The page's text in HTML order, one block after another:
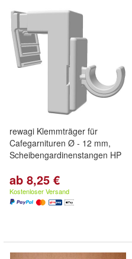
rewagi Klemmträger für
Cafegarnituren Ø - 12 mm,
Scheibengardinenstangen HP
ab 8,25 €
Kostenloser Versand